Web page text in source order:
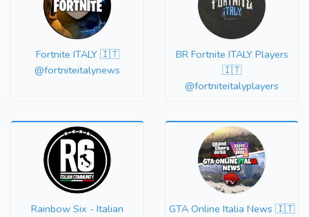
Fortnite ITALY 🇮🇹
@fortniteitalynews
BR Fortnite ITALY Players
🇮🇹
@fortniteitalyplayers
Rainbow Six - Italian
GTA Online Italia News 🇮🇹